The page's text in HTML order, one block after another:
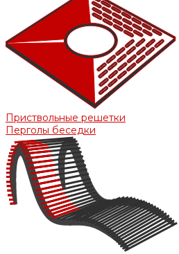
Приствольные решетки
Перголы беседки